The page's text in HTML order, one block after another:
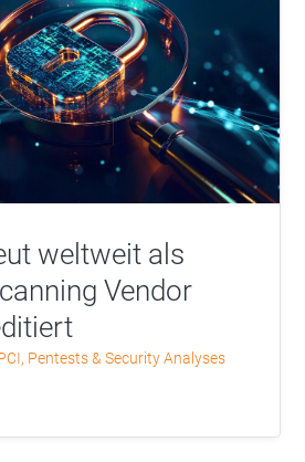
weltweit als
Vendor
, Pentests & Security Analyses